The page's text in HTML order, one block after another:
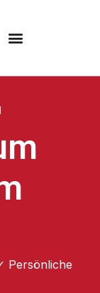
Persönliche